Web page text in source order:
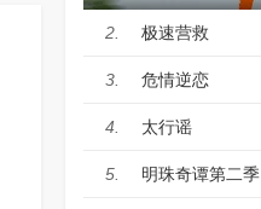
2.
极速营救
3. 危情逆恋
4. 太行谣
5. 明珠奇谭第二季